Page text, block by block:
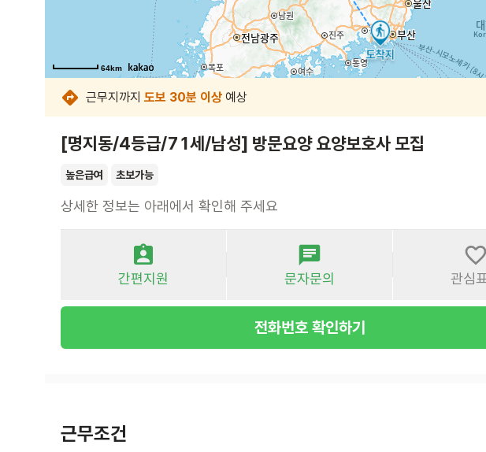
64km
64km
64km
64km
64km
64km
근무지까지 도보 30분 이상 예상
[명지동/4등급/71세/남성] 방문요양 요양보호사 모집
높은급여 초보가능
상세한 정보는 아래에서 확인해 주세요
간편지원 문자문의 관심
전화번호 확인하기
근무조건